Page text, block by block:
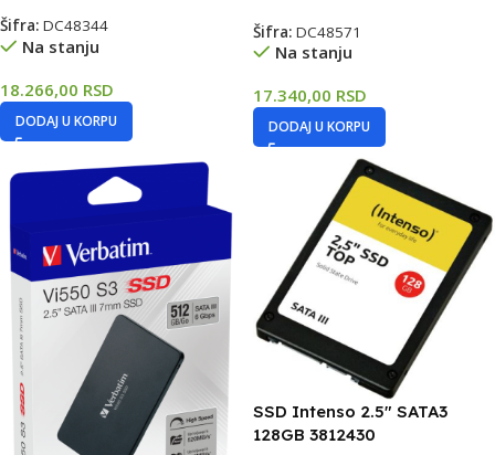
Šifra: DC48344
Na stanju
18.266,00 RSD
DODAJ U KORPU
Šifra: DC48571
Na stanju
17.340,00 RSD
DODAJ U KORPU
SSD Intenso 2.5″ SATA3
128GB 3812430